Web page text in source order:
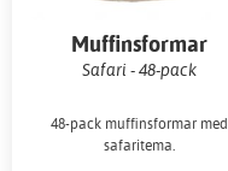
Muffinsformar
Safari - 48-pack
48-pack muffinsformar med
safaritema.